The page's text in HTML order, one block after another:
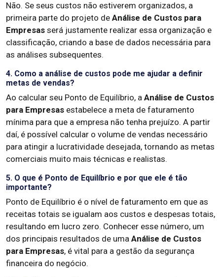
Não. Se seus custos não estiverem organizados, a
primeira parte do projeto de Análise de Custos para
Empresas será justamente realizar essa organização e
classificação, criando a base de dados necessária para
as análises subsequentes.
4. Como a análise de custos pode me ajudar a definir
metas de vendas?
Ao calcular seu Ponto de Equilíbrio, a Análise de Custos
para Empresas estabelece a meta de faturamento
mínima para que a empresa não tenha prejuízo. A partir
daí, é possível calcular o volume de vendas necessário
para atingir a lucratividade desejada, tornando as metas
comerciais muito mais técnicas e realistas.
5. O que é Ponto de Equilíbrio e por que ele é tão
importante?
Ponto de Equilíbrio é o nível de faturamento em que as
receitas totais se igualam aos custos e despesas totais,
resultando em lucro zero. Conhecer esse número, um
dos principais resultados de uma Análise de Custos
para Empresas, é vital para a gestão da segurança
financeira do negócio.